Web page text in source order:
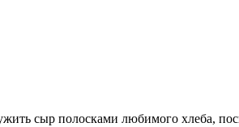
сыр полосками любимого хлеба,